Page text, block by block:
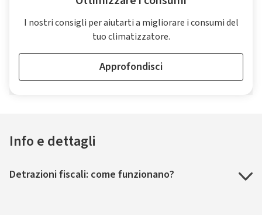
I nostri consigli per aiutarti a migliorare i consumi del
tuo climatizzatore.
Approfondisci
Info e dettagli
Detrazioni fiscali: come funzionano?